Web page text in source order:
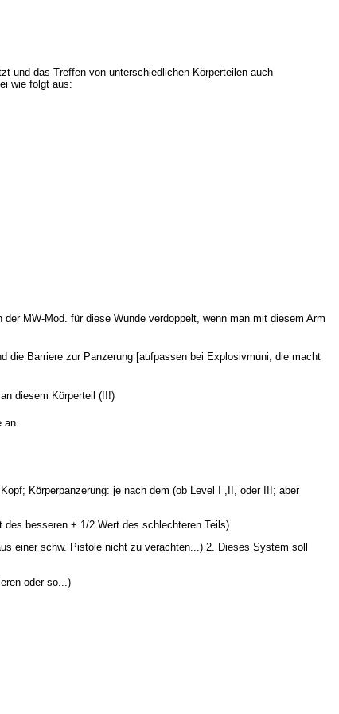
und das Treffen von unterschiedlichen Körperteilen auch
wie folgt aus:
MW-Mod. für diese Wunde verdoppelt, wenn man mit diesem Arm
die Barriere zur Panzerung [aufpassen bei Explosivmuni, die macht
diesem Körperteil (!!!)
an.
Körperpanzerung: je nach dem (ob Level I ,II, oder III; aber
des besseren + 1/2 Wert des schlechteren Teils)
einer schw. Pistole nicht zu verachten...) 2. Dieses System soll
oder so...)